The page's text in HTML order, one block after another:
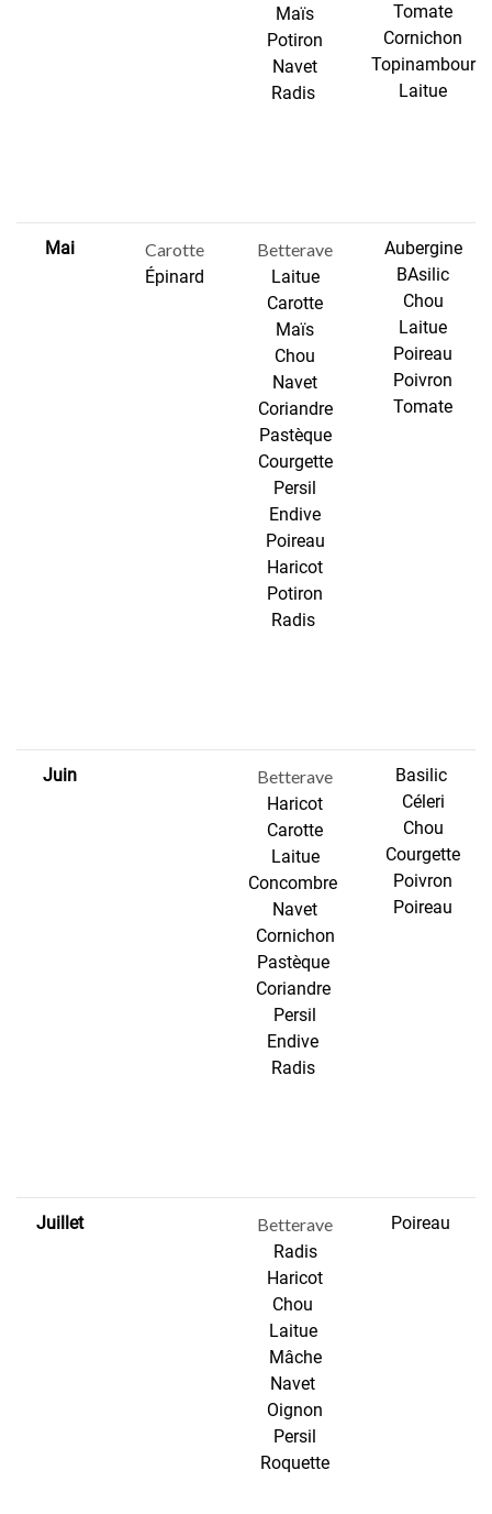
Maïs
Potiron
Navet
Radis
Tomate
Cornichon
Topinambour
Laitue
Mai
Carotte
Épinard
Betterave
Laitue
Carotte
Maïs
Chou
Navet
Coriandre
Pastèque
Courgette
Persil
Endive
Poireau
Haricot
Potiron
Radis
Aubergine
BAsilic
Chou
Laitue
Poireau
Poivron
Tomate
Juin
Betterave
Haricot
Carotte
Laitue
Concombre
Navet
Cornichon
Pastèque
Coriandre
Persil
Endive
Radis
Basilic
Céleri
Chou
Courgette
Poivron
Poireau
Juillet
Betterave
Radis
Haricot
Chou
Laitue
Mâche
Navet
Oignon
Persil
Roquette
Poireau